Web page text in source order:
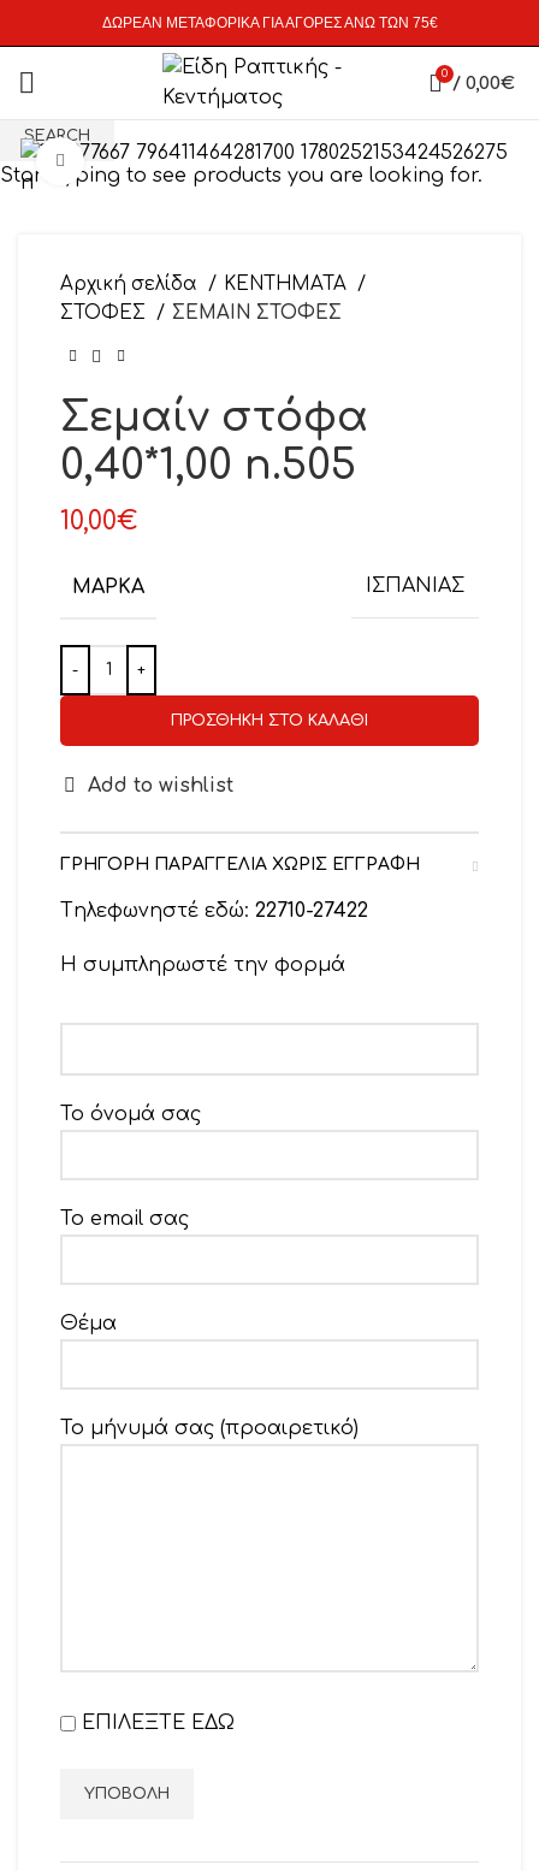
ΔΩΡΕΑΝ ΜΕΤΑΦΟΡΙΚΑ ΓΙΑ ΑΓΟΡΕΣ ΑΝΩ ΤΩΝ 75€
0 / 0,00€
Click to enlarge
Αρχική σελίδα
ΚΕΝΤΗΜΑΤΑ
ΣΤΟΦΕΣ
ΣΕΜΑΙΝ ΣΤΟΦΕΣ
Σεμαίν στόφα
0,40*1,00 n.505
10,00€
ΜΆΡΚΑ ΙΣΠΑΝΙΑΣ
ΠΡΟΣΘΉΚΗ ΣΤΟ ΚΑΛΆΘΙ
Add to wishlist
ΓΡΗΓΟΡΗ ΠΑΡΑΓΓΕΛΙΑ ΧΩΡΙΣ ΕΓΓΡΑΦΗ
Tηλεφωνηστέ εδώ: 22710-27422
Η συμπληρωστέ την φορμά
Το όνομά σας
Το email σας
Θέμα
Το μήνυμά σας (προαιρετικό)
ΕΠΙΛΕΞΤΕ ΕΔΩ
SEARCH
Start typing to see products you are looking for.